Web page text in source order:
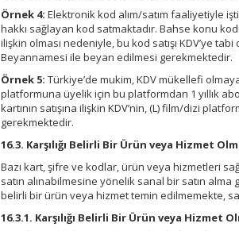
Örnek 4: Elektronik kod alım/satım faaliyetiyle
hakkı sağlayan kod satmaktadır. Bahse konu
ilişkin olması nedeniyle, bu kod satışı KDV’ye
Beyannamesi ile beyan edilmesi gerekmektedir.
Örnek 5: Türkiye’de mukim, KDV mükellefi
platformuna üyelik için bu platformdan 1 yıllık
kartının satışına ilişkin KDV’nin, (L) film/dizi
gerekmektedir.
16.3. Karşılığı Belirli Bir Ürün veya Hizmet
Bazı kart, şifre ve kodlar, ürün veya hizmetleri
satın alınabilmesine yönelik sanal bir satın
belirli bir ürün veya hizmet temin edilmemekte,
16.3.1. Karşılığı Belirli Bir Ürün veya Hizmet